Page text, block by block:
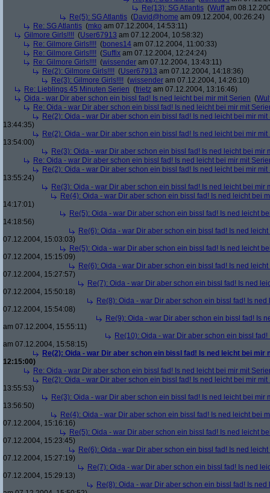
Re(13): SG Atlantis (Wuffam
Re(5): SG Atlantis (David@home am 09.12.2004, 00:26:24)
Re: SG Atlantis (mko am 07.12.2004, 14:53:11)
Gilmore Girls!!!! (User67913 am 07.12.2004, 10:58:32)
Re: Gilmore Girls!!!! (bones14 am 07.12.2004, 11:00:33)
Re: Gilmore Girls!!!! (Suffix am 07.12.2004, 12:24:24)
Re: Gilmore Girls!!!! (wissender am 07.12.2004, 13:43:11)
Re(2): Gilmore Girls!!!! (User67913 am 07.12.2004, 14:18:36)
Re(3): Gilmore Girls!!!! (wissender am 07.12.2004, 14:26:10)
Re: Lieblings 45 Minuten Serien (frietz am 07.12.2004, 13:16:46)
Oida - war Dir aber schon ein bissl fad! Is ned leicht bei mir mit Serien (
Re: Oida - war Dir aber schon ein bissl fad! Is ned leicht bei mir mit
Re(2): Oida - war Dir aber schon ein bissl fad! Is ned leicht bei mir mit
13:44:35)
Re(2): Oida - war Dir aber schon ein bissl fad! Is ned leicht bei mir mit
13:54:00)
Re(3): Oida - war Dir aber schon ein bissl fad! Is ned leicht bei mir
Re: Oida - war Dir aber schon ein bissl fad! Is ned leicht bei mir mit
Re(2): Oida - war Dir aber schon ein bissl fad! Is ned leicht bei mir mit
13:55:24)
Re(3): Oida - war Dir aber schon ein bissl fad! Is ned leicht bei mir
Re(4): Oida - war Dir aber schon ein bissl fad! Is ned leicht bei
14:17:01)
Re(5): Oida - war Dir aber schon ein bissl fad! Is ned leicht
14:18:56)
Re(6): Oida - war Dir aber schon ein bissl fad! Is ned
07.12.2004, 15:03:03)
Re(5): Oida - war Dir aber schon ein bissl fad! Is ned leicht
07.12.2004, 15:15:09)
Re(6): Oida - war Dir aber schon ein bissl fad! Is ned
07.12.2004, 15:27:57)
Re(7): Oida - war Dir aber schon ein bissl fad! Is ned
07.12.2004, 15:50:18)
Re(8): Oida - war Dir aber schon ein bissl fad! Is
07.12.2004, 15:54:08)
Re(9): Oida - war Dir aber schon ein bissl fad! Is
am 07.12.2004, 15:55:11)
Re(10): Oida - war Dir aber schon ein bissl
am 07.12.2004, 15:58:15)
Re(2): Oida - war Dir aber schon ein bissl fad! Is ned leicht bei mir
12:15:00)
Re: Oida - war Dir aber schon ein bissl fad! Is ned leicht bei mir mit
Re(2): Oida - war Dir aber schon ein bissl fad! Is ned leicht bei mir mit
13:55:53)
Re(3): Oida - war Dir aber schon ein bissl fad! Is ned leicht bei mir
13:56:50)
Re(4): Oida - war Dir aber schon ein bissl fad! Is ned leicht bei
07.12.2004, 15:16:16)
Re(5): Oida - war Dir aber schon ein bissl fad! Is ned leicht
07.12.2004, 15:23:45)
Re(6): Oida - war Dir aber schon ein bissl fad! Is ned
07.12.2004, 15:27:19)
Re(7): Oida - war Dir aber schon ein bissl fad! Is ned
07.12.2004, 15:29:13)
Re(8): Oida - war Dir aber schon ein bissl fad! Is